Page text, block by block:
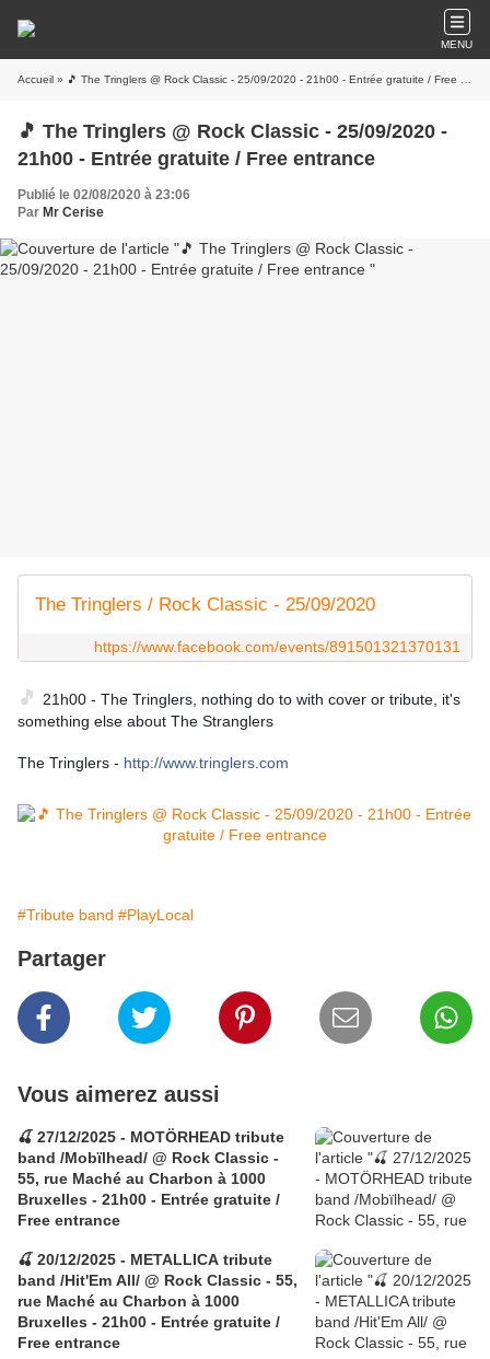
MENU
Accueil » 🎵 The Tringlers @ Rock Classic - 25/09/2020 - 21h00 - Entrée gratuite / Free entrance
🎵 The Tringlers @ Rock Classic - 25/09/2020 -
21h00 - Entrée gratuite / Free entrance
Publié le 02/08/2020 à 23:06
Par Mr Cerise
The Tringlers / Rock Classic - 25/09/2020
https://www.facebook.com/events/891501321370131
🎵
21h00 - The Tringlers, nothing do to with cover or tribute, it's
something else about The Stranglers
The Tringlers - http://www.tringlers.com
#Tribute band #PlayLocal
Partager
Vous aimerez aussi
🍒 27/12/2025 - MOTÖRHEAD tribute
band /Mobïlhead/ @ Rock Classic -
55, rue Maché au Charbon à 1000
Bruxelles - 21h00 - Entrée gratuite /
Free entrance
🍒 20/12/2025 - METALLICA tribute
band /Hit'Em All/ @ Rock Classic - 55,
rue Maché au Charbon à 1000
Bruxelles - 21h00 - Entrée gratuite /
Free entrance